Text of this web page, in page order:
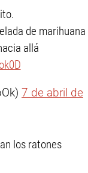
de marihuana
allá
7 de abril de
los ratones